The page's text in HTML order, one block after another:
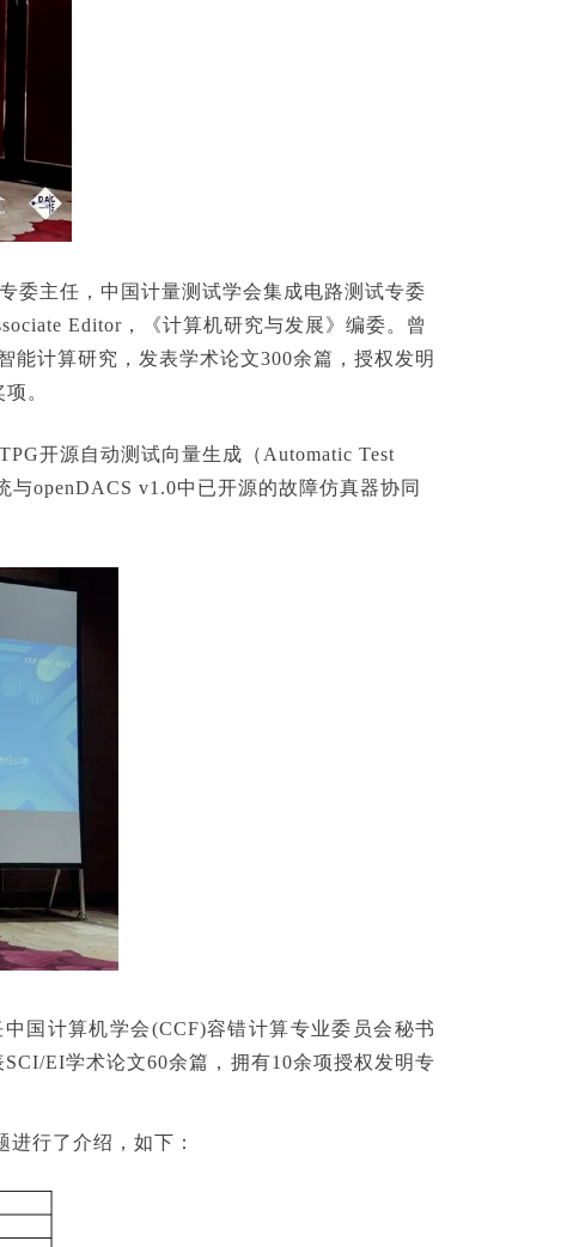
委主任，中国计量测试学会集成电路测试专委
Editor，《计算机研究与发展》编委。曾
能计算研究，发表学术论文300余篇，授权发明
。
开源自动测试向量生成（Automatic Test
openDACS v1.0中已开源的故障仿真器协同
国计算机学会(CCF)容错计算专业委员会秘书
EI学术论文60余篇，拥有10余项授权发明专
行了介绍，如下：